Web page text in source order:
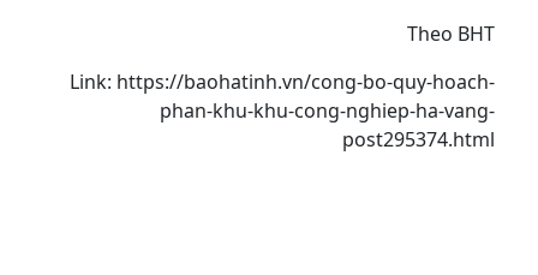
Theo BHT
Link: https://baohatinh.vn/cong-bo-quy-hoach-
phan-khu-khu-cong-nghiep-ha-vang-
post295374.html